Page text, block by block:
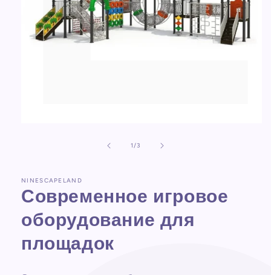
окне
1/из3
NINESCAPELAND
Современное игровое
оборудование для
площадок